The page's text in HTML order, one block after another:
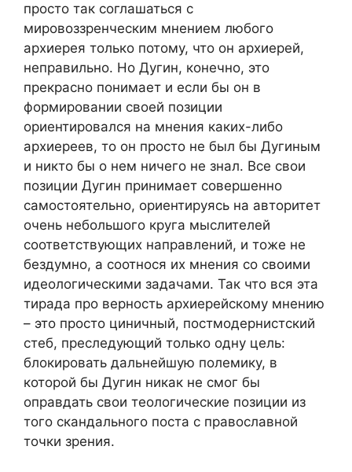
просто так соглашаться с
мировоззренческим мнением любого
архиерея только потому, что он архиерей,
неправильно. Но Дугин, конечно, это
прекрасно понимает и если бы он в
формировании своей позиции
ориентировался на мнения каких-либо
архиереев, то он просто не был бы Дугиным
и никто бы о нем ничего не знал. Все свои
позиции Дугин принимает совершенно
самостоятельно, ориентируясь на авторитет
очень небольшого круга мыслителей
соответствующих направлений, и тоже не
бездумно, а соотнося их мнения со своими
идеологическими задачами. Так что вся эта
тирада про верность архиерейскому мнению
– это просто циничный, постмодернистский
стеб, преследующий только одну цель:
блокировать дальнейшую полемику, в
которой бы Дугин никак не смог бы
оправдать свои теологические позиции из
того скандального поста с православной
точки зрения.